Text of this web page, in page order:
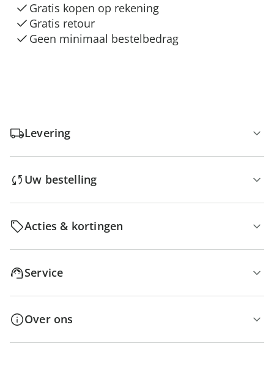
Gratis kopen op rekening
Gratis retour
Geen minimaal bestelbedrag
Levering
Uw bestelling
Acties & kortingen
Service
Over ons